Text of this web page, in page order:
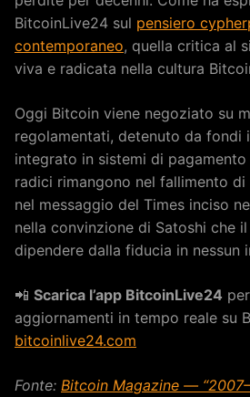
BitcoinLive24 sul pensiero
contemporaneo, quella critica al
viva e radicata nella cultura
Oggi Bitcoin viene negoziato su
regolamentati, detenuto da fondi
integrato in sistemi di
radici rimangono nel fallimento di
nel messaggio del Times inciso
nella convinzione di Satoshi che
dipendere dalla fiducia in nessun
📲 Scarica l’app BitcoinLive24
aggiornamenti in tempo reale su
bitcoinlive24.com
Fonte: Bitcoin Magazine —